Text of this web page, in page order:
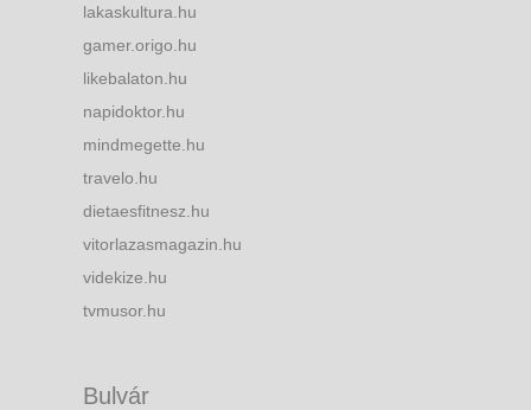
lakaskultura.hu
gamer.origo.hu
likebalaton.hu
napidoktor.hu
mindmegette.hu
travelo.hu
dietaesfitnesz.hu
vitorlazasmagazin.hu
videkize.hu
tvmusor.hu
Bulvár